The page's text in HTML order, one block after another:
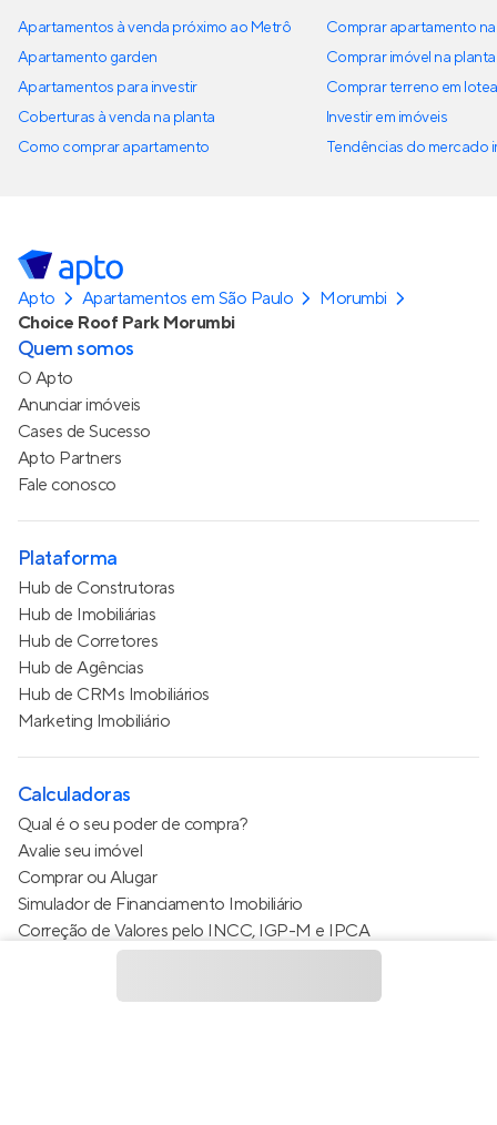
Apartamentos à venda próximo ao Metrô
Apartamento garden
Apartamentos para investir
Coberturas à venda na planta
Como comprar apartamento
Comprar apartamento
Comprar imóvel na planta
Comprar terreno em
Investir em imóveis
Tendências do mercado
Apto Apartamentos em São Paulo
Morumbi
Choice Roof Park Morumbi
Quem somos
O Apto
Anunciar imóveis
Cases de Sucesso
Apto Partners
Fale conosco
Plataforma
Hub de Construtoras
Hub de Imobiliárias
Hub de Corretores
Hub de Agências
Hub de CRMs Imobiliários
Marketing Imobiliário
Calculadoras
Qual é o seu poder de compra?
Avalie seu imóvel
Comprar ou Alugar
Simulador de Financiamento Imobiliário
Correção de Valores pelo INCC, IGP-M e IPCA
Estimativa de valor do condomínio